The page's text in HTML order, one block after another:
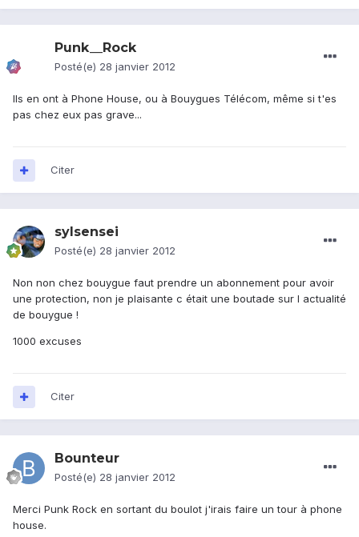
Punk__Rock
Posté(e) 28 janvier 2012
Ils en ont à Phone House, ou à Bouygues Télécom, même si t'es
pas chez eux pas grave...
Citer
sylsensei
Posté(e) 28 janvier 2012
Non non chez bouygue faut prendre un abonnement pour avoir
une protection, non je plaisante c était une boutade sur l actualité
de bouygue !
1000 excuses
Citer
Bounteur
Posté(e) 28 janvier 2012
Merci Punk Rock en sortant du boulot j'irais faire un tour à phone
house.